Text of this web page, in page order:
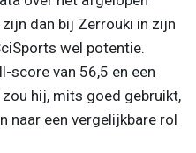
dan bij Zerrouki in zijn
wel potentie.
score van 56,5 en een
hij, mits goed gebruikt,
naar een vergelijkbare rol